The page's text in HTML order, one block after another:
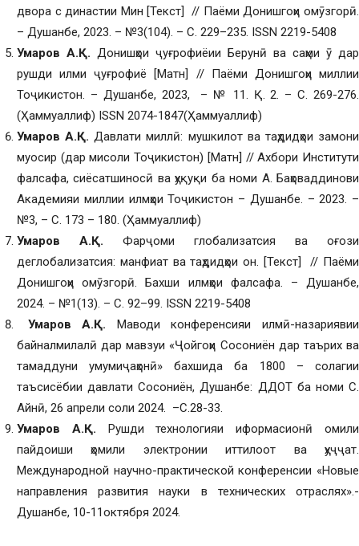
двора с династии Мин [Текст] // Паёми Донишгоҳи омӯзгорӣ.
– Душанбе, 2023. – №3(104). – С. 229–235. ISSN 2219-5408
Умаров А.Қ. Донишҳои ҷуғрофиёии Берунӣ ва саҳми ӯ дар
рушди илми ҷуғрофиё [Матн] // Паёми Донишгоҳи миллии
Тоҷикистон. – Душанбе, 2023, – № 11. Қ. 2. – С. 269-276.
(Ҳаммуаллиф) ISSN 2074-1847(Ҳаммуаллиф)
Умаров А.Қ.Давлати миллӣ: мушкилот ва таҳдидҳои замони
муосир (дар мисоли Тоҷикистон) [Матн] // Ахбори Институти
фалсафа, сиёсатшиносӣ ва ҳуқуқи ба номи А. Баҳоваддинови
Академияи миллии илмҳои Тоҷикистон – Душанбе. – 2023. –
№3, – С. 173 – 180. (Ҳаммуаллиф)
Умаров А.Қ. Фарҷоми глобализатсия ва оғози
деглобализатсия: манфиат ва таҳдидҳои он. [Текст] // Паёми
Донишгоҳи омӯзгорӣ. Бахши илмҳои фалсафа. – Душанбе,
2024. – №1(13). – С. 92–99. ISSN 2219-5408
Умаров А.Қ. Маводи конференсияи илмӣ-назариявии
байналмилалӣ дар мавзуи «Ҷойгоҳи Сосониён дар таърих ва
тамаддуни умумиҷаҳонӣ» бахшида ба 1800 – солагии
таъсисёбии давлати Сосониён, Душанбе: ДДОТ ба номи С.
Айнӣ, 26 апрели соли 2024. –С.28-33.
Умаров А.Қ. Рушди технологияи иформасионӣ омили
пайдоиши ҳомили электронии иттилоот ва ҳуҷҷат.
Международной научно-практической конференсии «Новые
направления развития науки в технических отраслях».-
Душанбе, 10-11октября 2024.